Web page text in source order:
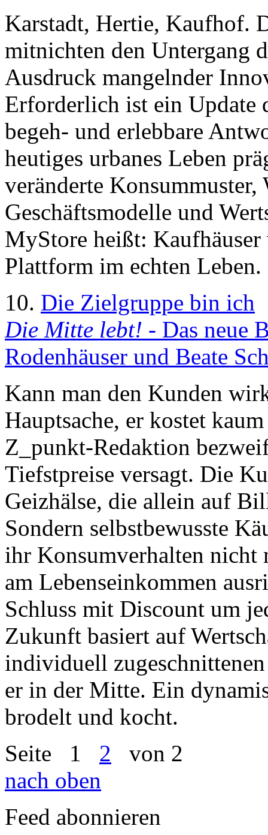
Karstadt, Hertie, Kaufhof.
mitnichten den Untergang
Ausdruck mangelnder
Erforderlich ist ein Update
begeh- und erlebbare
heutiges urbanes Leben
veränderte Konsummuster,
Geschäftsmodelle und
MyStore heißt:
Plattform im echten Leben.
10. Die Zielgruppe bin ich
Die Mitte lebt! - Das neue
Rodenhäuser und Beate
Kann man den Kunden
Hauptsache, er kostet
Z_punkt-Redaktion
Tiefstpreise versagt. Die
Geizhälse, die allein auf
Sondern selbstbewusste
ihr Konsumverhalten nicht
am Lebenseinkommen
Schluss mit Discount um
Zukunft basiert auf
individuell
er in der Mitte. Ein
brodelt und kocht.
Seite 1 2 von 2
nach oben
Feed abonnieren